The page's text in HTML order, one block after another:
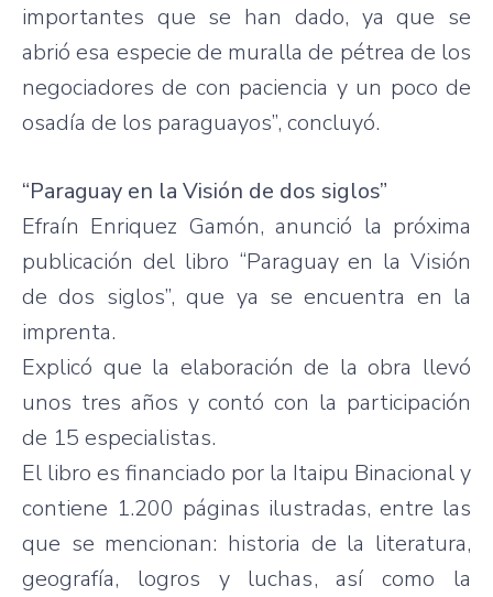
importantes que se han dado, ya que se
abrió esa especie de muralla de pétrea de los
negociadores de con paciencia y un poco de
osadía de los paraguayos”, concluyó.
“Paraguay en la Visión de dos siglos”
Efraín Enriquez Gamón, anunció la próxima
publicación del libro “Paraguay en la Visión
de dos siglos”, que ya se encuentra en la
imprenta.
Explicó que la elaboración de la obra llevó
unos tres años y contó con la participación
de 15 especialistas.
El libro es financiado por la Itaipu Binacional y
contiene 1.200 páginas ilustradas, entre las
que se mencionan: historia de la literatura,
geografía, logros y luchas, así como la